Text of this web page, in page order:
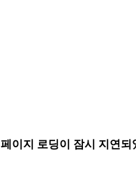
페이지 로딩이 잠시 지연